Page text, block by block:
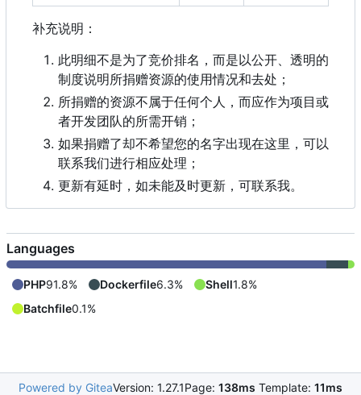
补充说明：
此明细不是为了竞价排名，而是以公开、透明的
制度说明所捐赠资源的使用情况和去处；
所捐赠的资源不属于任何个人，而应作为项目或
者开发团队的所需开销；
如果捐赠了却不希望您的名字出现在这里，可以
联系我们进行相应处理；
更新有延时，如未能及时更新，可联系我。
Languages
PHP91.8% Dockerfile6.3% Shell1.8%
Batchfile0.1%
Powered by GiteaVersion: 1.27.1Page: 138ms Template: 11ms